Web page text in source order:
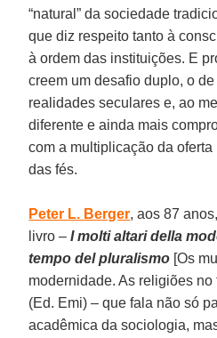
“natural” da sociedade
que diz respeito tanto à
à ordem das instituições. E
creem um desafio duplo, o
realidades seculares e, ao
diferente e ainda mais
com a multiplicação da
das fés.
Peter L. Berger, aos 87
livro –I molti altari della
tempo del pluralismo [Os
modernidade. As religiões no
(Ed. Emi) – que fala não só
acadêmica da sociologia,